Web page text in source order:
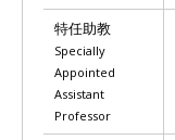
特任助教
Specially
Appointed
Assistant
Professor